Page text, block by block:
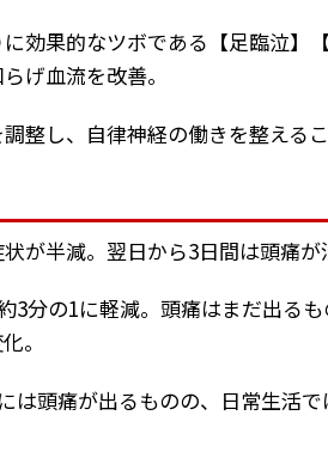
に効果的なツボである【足臨泣】
げ血流を改善。
調整し、自律神経の働きを整える
状が半減。翌日から3日間は頭痛が
3分の1に軽減。頭痛はまだ出る
。
は頭痛が出るものの、日常生活